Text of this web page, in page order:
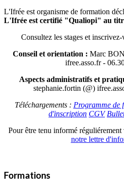
L'Ifrée est organisme de formation
L'Ifrée est certifié "Qualiopi" au
Consultez les stages et
Conseil et orientation : Marc
ifree.asso.fr -
Aspects administratifs et
stephanie.fortin (@)
Téléchargements : Programme de
d'inscription CGV
Pour être tenu informé
notre lettre
Formations